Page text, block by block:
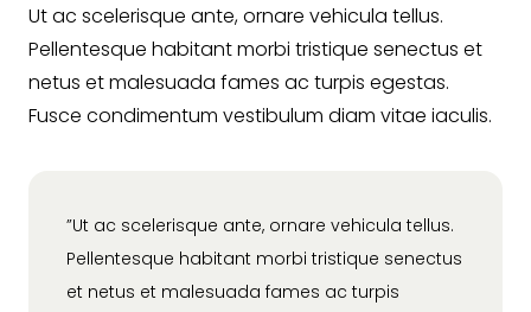
Ut ac scelerisque ante, ornare vehicula tellus.
Pellentesque habitant morbi tristique senectus et
netus et malesuada fames ac turpis egestas.
Fusce condimentum vestibulum diam vitae iaculis.
”Ut ac scelerisque ante, ornare vehicula tellus.
Pellentesque habitant morbi tristique senectus
et netus et malesuada fames ac turpis